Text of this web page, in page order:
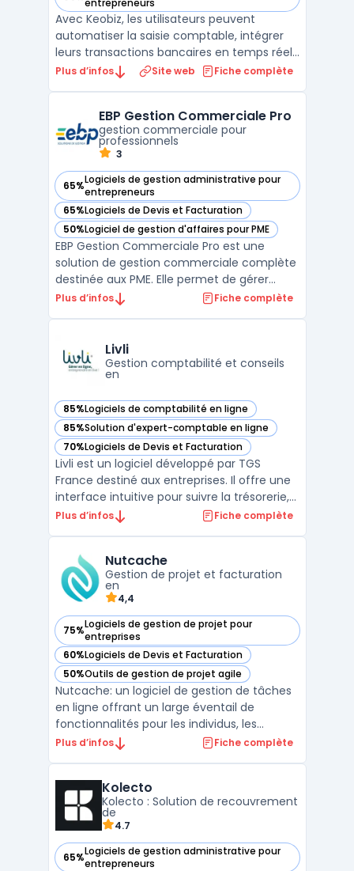
entrepreneurs
Avec Keobiz, les utilisateurs peuvent
automatiser la saisie comptable, intégrer
leurs transactions bancaires en temps réel,
gérer la paie avec précision et suivre leur
performant, permettant de créer et
envoyer des de ...
Plus d’infos Site web Fiche complète
EBP Gestion Commerciale Pro
gestion commerciale pour
professionnels
3
65%Logiciels de gestion administrative pour
entrepreneurs
— voir EBP Gestion Commerciale Pro dans cette catégorie
65%Logiciels de Devis et Facturation
— voir EBP Gestion Commerciale Pro dans cette catégorie
50%Logiciel de gestion d'affaires pour PME
— voir EBP Gestion Commerciale Pro dans cette catégorie
EBP Gestion Commerciale Pro est une
solution de gestion commerciale complète
destinée aux PME. Elle permet de gérer
efficacement les devis, les commandes, la
Customer Relationship Management pour
gérer les relations avec le ...
Plus d’infos Fiche complète
Livli
Gestion comptabilité et conseils
en
85%Logiciels de comptabilité en ligne
— voir Livli dans cette catégorie
85%Solution d'expert-comptable en ligne
— voir Livli dans cette catégorie
70%Logiciels de Devis et Facturation
— voir Livli dans cette catégorie
Livli est un logiciel développé par TGS
France destiné aux entreprises. Il offre une
interface intuitive pour suivre la trésorerie,
gérer les factures et avoir une vision claire
propose une assistance en ligne. Les en ...
Plus d’infos Fiche complète
Nutcache
Gestion de projet et facturation
en
4,4
75%Logiciels de gestion de projet pour
entreprises
— voir Nutcache dans cette catégorie
60%Logiciels de Devis et Facturation
— voir Nutcache dans cette catégorie
50%Outils de gestion de projet agile
— voir Nutcache dans cette catégorie
Nutcache: un logiciel de gestion de tâches
en ligne offrant un large éventail de
fonctionnalités pour les individus, les
équipes et les entreprises de toutes tailles.
pour la gestion des projets, la collaboration,
la ...
Plus d’infos Fiche complète
Kolecto
Kolecto : Solution de recouvrement
de
4.7
65%Logiciels de gestion administrative pour
entrepreneurs
— voir Kolecto dans cette catégorie